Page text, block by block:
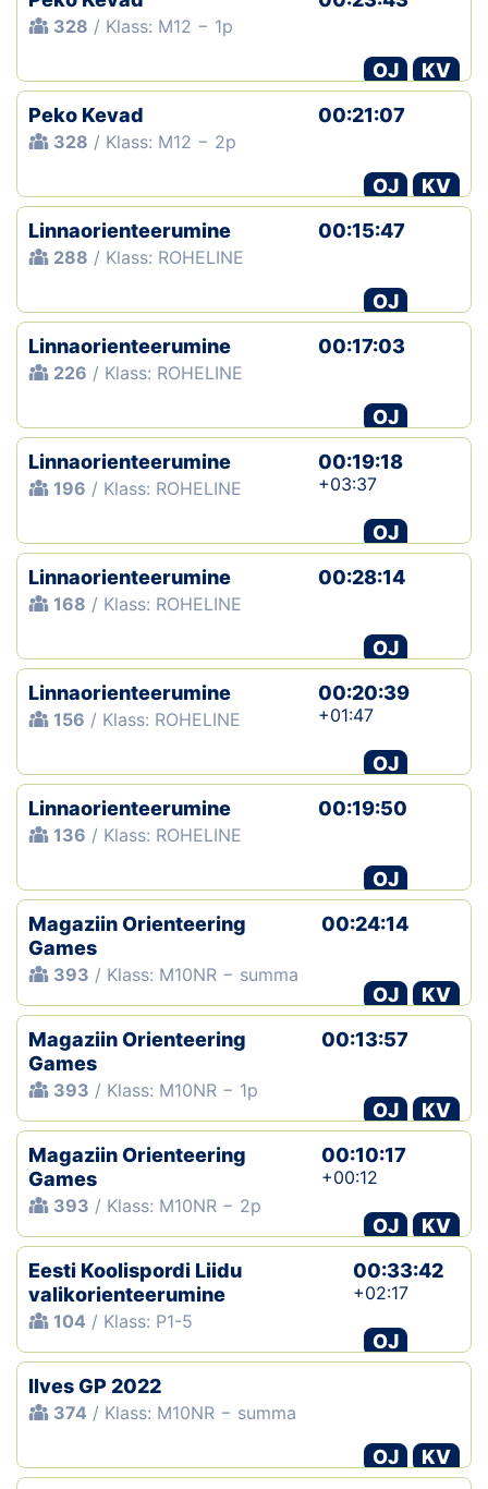
328 / Klass: M12 − 1p
OJ
KV
Peko Kevad
328 / Klass: M12 − 2p
00:21:07
OJ
KV
Linnaorienteerumine
288 / Klass: ROHELINE
00:15:47
OJ
Linnaorienteerumine
226 / Klass: ROHELINE
00:17:03
OJ
Linnaorienteerumine
196 / Klass: ROHELINE
00:19:18
+03:37
OJ
Linnaorienteerumine
168 / Klass: ROHELINE
00:28:14
OJ
Linnaorienteerumine
156 / Klass: ROHELINE
00:20:39
+01:47
OJ
Linnaorienteerumine
136 / Klass: ROHELINE
00:19:50
OJ
Magaziin Orienteering
Games
393 / Klass: M10NR − summa
00:24:14
OJ
KV
Magaziin Orienteering
Games
393 / Klass: M10NR − 1p
00:13:57
OJ
KV
Magaziin Orienteering
Games
393 / Klass: M10NR − 2p
00:10:17
+00:12
OJ
KV
Eesti Koolispordi Liidu
valikorienteerumine
104 / Klass: P1-5
00:33:42
+02:17
OJ
Ilves GP 2022
374 / Klass: M10NR − summa
OJ
KV